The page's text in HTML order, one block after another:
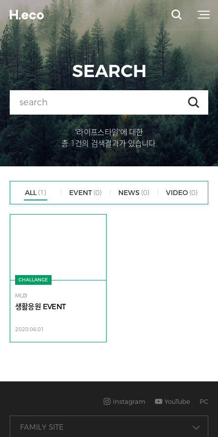
SEARCH
"라이프스타일"에 대한
총 1건의 검색결과가 있습니다.
ALL (1) EVENT (0) NEWS (0) VIDEO (0)
CHALLANGE
MUJI
생활응원 EVENT
2020.06.01
Instagram YouTube PC